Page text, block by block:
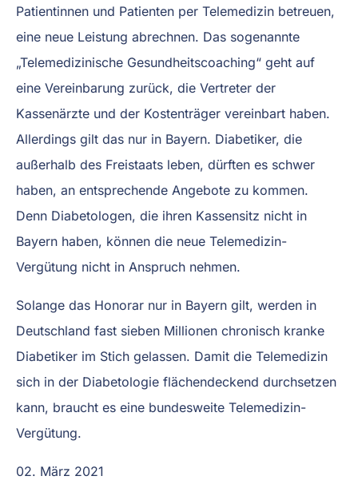
Patientinnen und Patienten per Telemedizin betreuen,
eine neue Leistung abrechnen. Das sogenannte
„Telemedizinische Gesundheitscoaching“ geht auf
eine Vereinbarung zurück, die Vertreter der
Kassenärzte und der Kostenträger vereinbart haben.
Allerdings gilt das nur in Bayern. Diabetiker, die
außerhalb des Freistaats leben, dürften es schwer
haben, an entsprechende Angebote zu kommen.
Denn Diabetologen, die ihren Kassensitz nicht in
Bayern haben, können die neue Telemedizin-
Vergütung nicht in Anspruch nehmen.
Solange das Honorar nur in Bayern gilt, werden in
Deutschland fast sieben Millionen chronisch kranke
Diabetiker im Stich gelassen. Damit die Telemedizin
sich in der Diabetologie flächendeckend durchsetzen
kann, braucht es eine bundesweite Telemedizin-
Vergütung.
02. März 2021